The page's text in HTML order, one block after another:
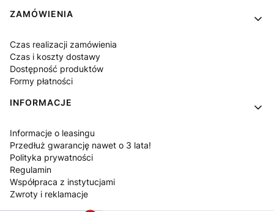
ZAMÓWIENIA
Czas realizacji zamówienia
Czas i koszty dostawy
Dostępność produktów
Formy płatności
INFORMACJE
Informacje o leasingu
Przedłuż gwarancję nawet o 3 lata!
Polityka prywatności
Regulamin
Współpraca z instytucjami
Zwroty i reklamacje